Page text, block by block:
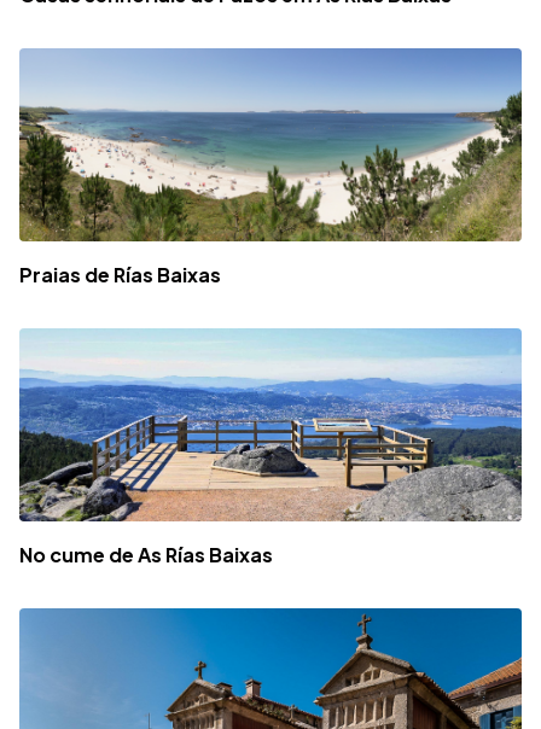
Praias de Rías Baixas
No cume de As Rías Baixas